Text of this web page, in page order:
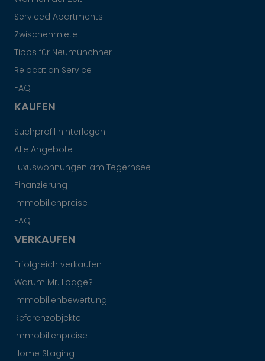
Serviced Apartments
Zwischenmiete
Tipps für Neumünchner
Relocation Service
FAQ
KAUFEN
Suchprofil hinterlegen
Alle Angebote
Luxuswohnungen am Tegernsee
Finanzierung
Immobilienpreise
FAQ
VERKAUFEN
Erfolgreich verkaufen
Warum Mr. Lodge?
Immobilienbewertung
Referenzobjekte
Immobilienpreise
Home Staging